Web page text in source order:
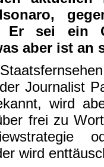
Er sei ein
aber ist an
Journalist
wird
frei zu
wird